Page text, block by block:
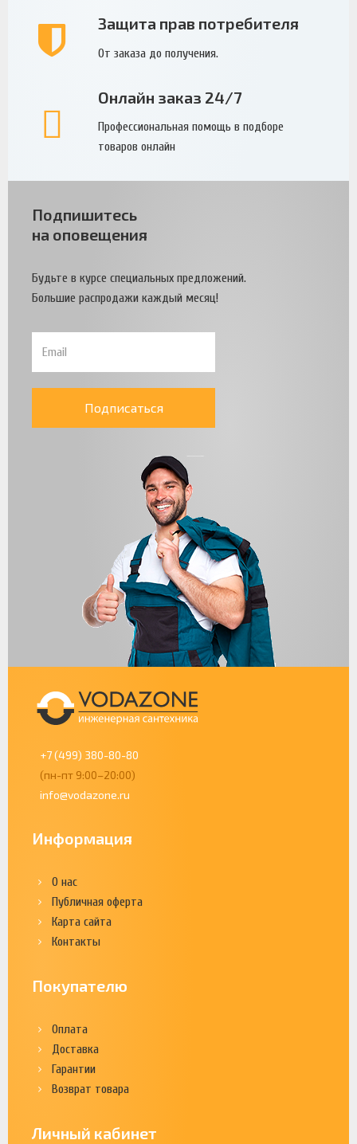
Защита прав потребителя
От заказа до получения.
Онлайн заказ 24/7
Профессиональная помощь в подборе
товаров онлайн
Подпишитесь
на оповещения
Будьте в курсе специальных предложений.
Большие распродажи каждый месяц!
Подписаться
+7 (499) 380-80-80
(пн-пт 9:00–20:00)
info@vodazone.ru
Информация
О нас
Публичная оферта
Карта сайта
Контакты
Покупателю
Оплата
Доставка
Гарантии
Возврат товара
Личный кабинет